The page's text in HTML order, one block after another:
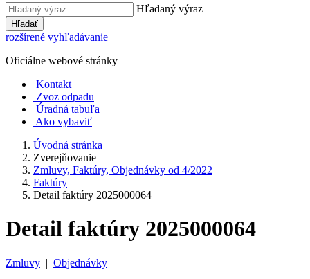
Hľadaný výraz
Hľadať
rozšírené vyhľadávanie
Oficiálne webové stránky
Kontakt
Zvoz odpadu
Úradná tabuľa
Ako vybaviť
Úvodná stránka
Zverejňovanie
Zmluvy, Faktúry, Objednávky od 4/2022
Faktúry
Detail faktúry 2025000064
Detail faktúry 2025000064
Zmluvy | Objednávky